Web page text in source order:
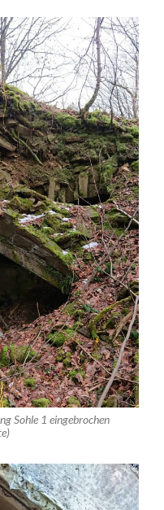
Sohle 1 eingebrochen